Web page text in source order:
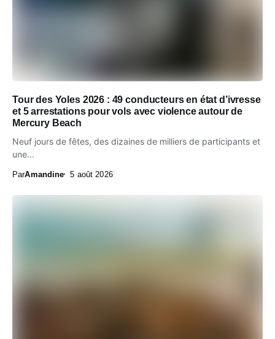
Tour des Yoles 2026 : 49 conducteurs en état d’ivresse
et 5 arrestations pour vols avec violence autour de
Mercury Beach
Neuf jours de fêtes, des dizaines de milliers de participants et
une...
ParAmandine 5 août 2026